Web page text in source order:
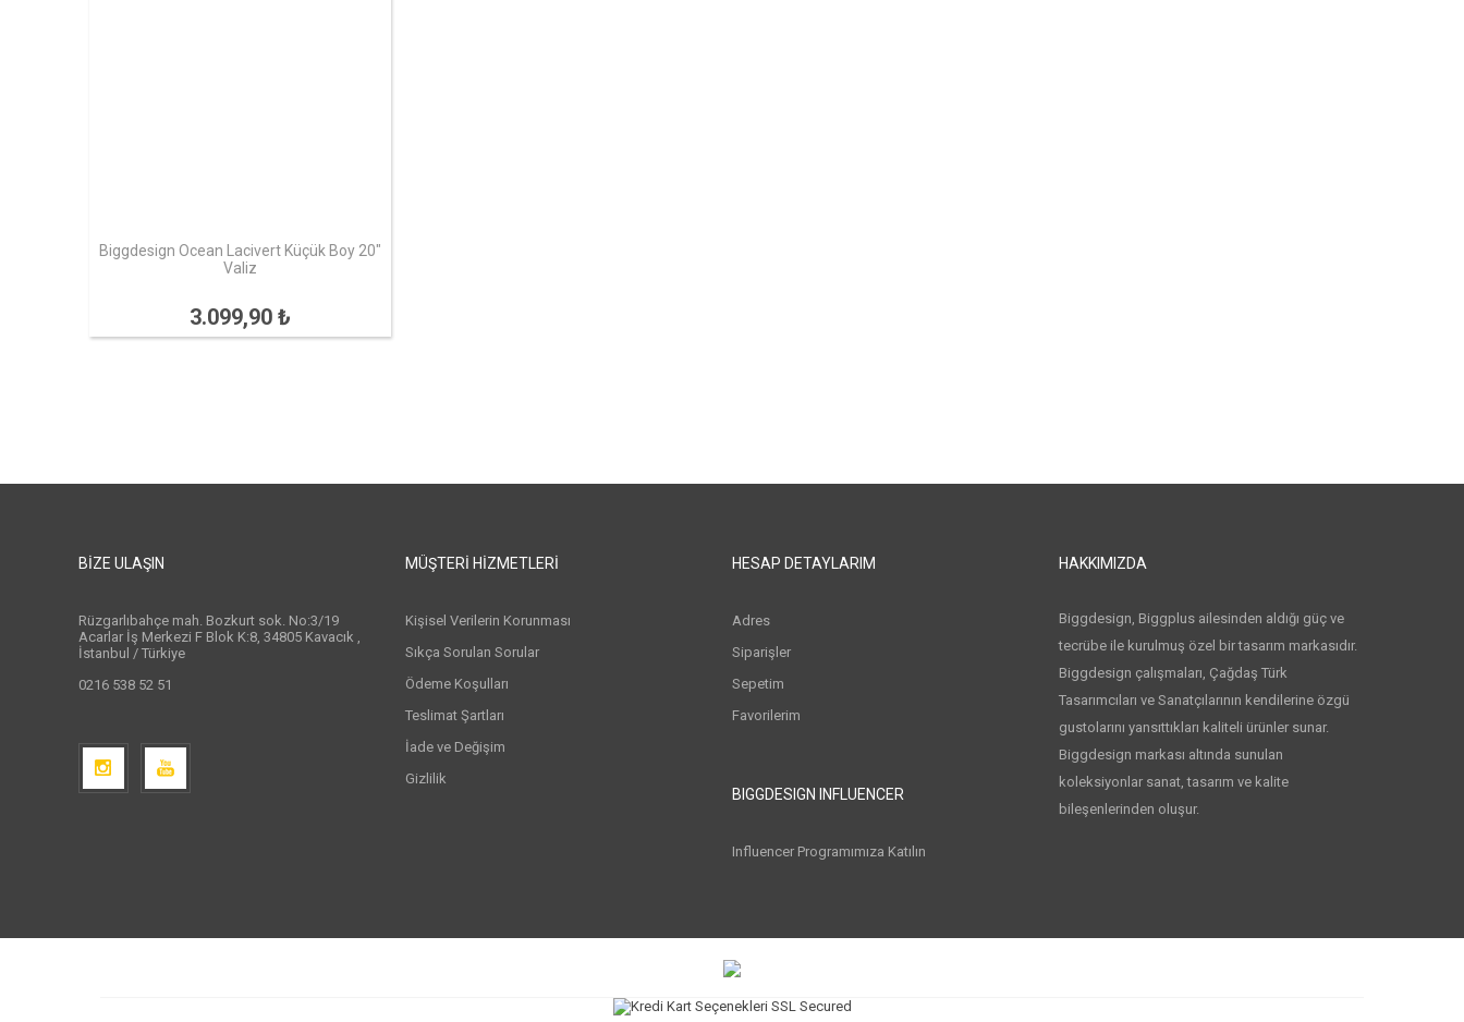
Biggdesign Ocean Lacivert Küçük Boy 20"
Valiz
3.099,90 ₺
BIZE ULAŞIN
Rüzgarlıbahçe mah. Bozkurt sok. No:3/19
Acarlar İş Merkezi F Blok K:8, 34805 Kavacık ,
İstanbul / Türkiye
0216 538 52 51
MÜŞTERI HIZMETLERI
Kişisel Verilerin Korunması
Sıkça Sorulan Sorular
Ödeme Koşulları
Teslimat Şartları
İade ve Değişim
Gizlilik
HESAP DETAYLARIM
Adres
Siparişler
Sepetim
Favorilerim
BIGGDESIGN INFLUENCER
Influencer Programımıza Katılın
HAKKIMIZDA
Biggdesign, Biggplus ailesinden aldığı güç ve
tecrübe ile kurulmuş özel bir tasarım markasıdır.
Biggdesign çalışmaları, Çağdaş Türk
Tasarımcıları ve Sanatçılarının kendilerine özgü
gustolarını yansıttıkları kaliteli ürünler sunar.
Biggdesign markası altında sunulan
koleksiyonlar sanat, tasarım ve kalite
bileşenlerinden oluşur.